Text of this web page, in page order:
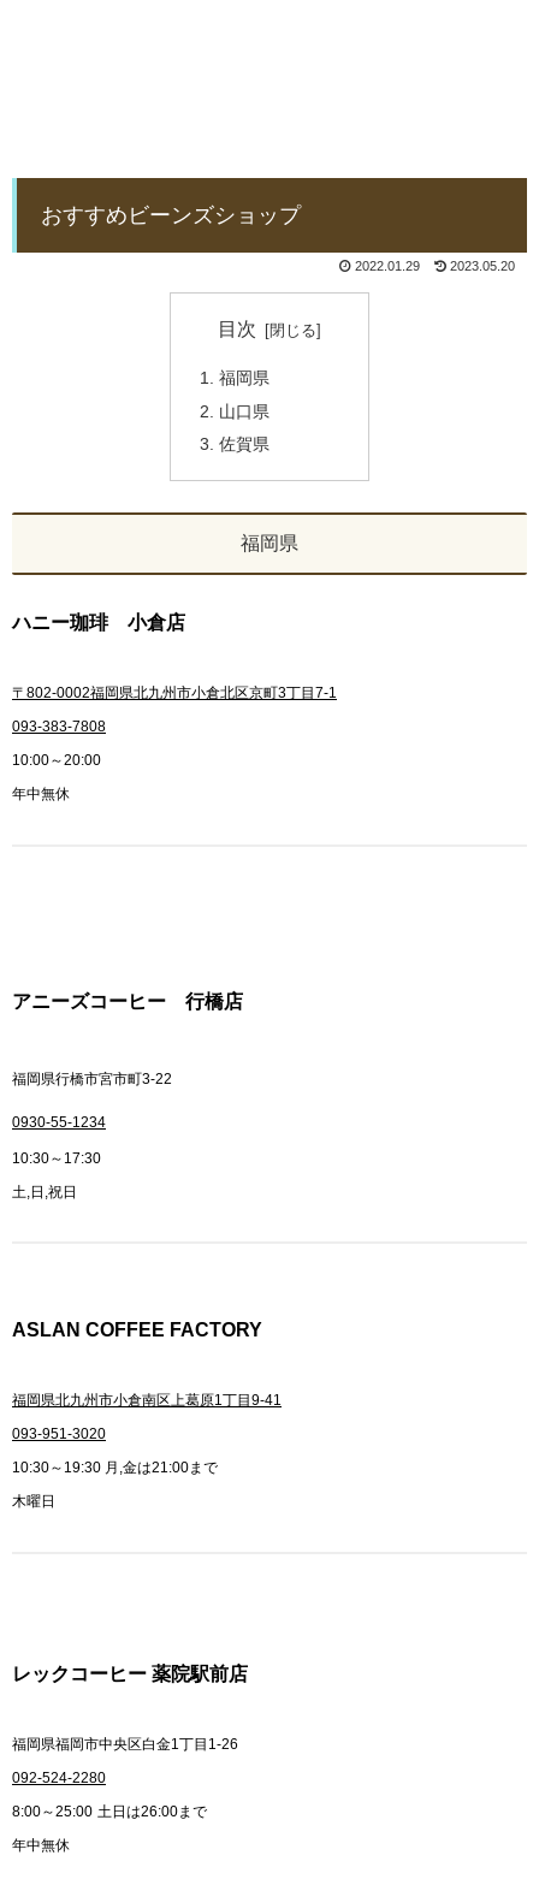
おすすめビーンズショップ
2022.01.29 2023.05.20
目次
福岡県
山口県
佐賀県
福岡県
ハニー珈琲 小倉店
〒802-0002福岡県北九州市小倉北区京町3丁目7-1
093-383-7808
10:00～20:00
年中無休
アニーズコーヒー 行橋店
福岡県行橋市宮市町3-22
0930-55-1234
10:30～17:30
土,日,祝日
ASLAN COFFEE FACTORY
福岡県北九州市小倉南区上葛原1丁目9-41
093-951-3020
10:30～19:30 月,金は21:00まで
木曜日
レックコーヒー 薬院駅前店
福岡県福岡市中央区白金1丁目1-26
092-524-2280
8:00～25:00 土日は26:00まで
年中無休